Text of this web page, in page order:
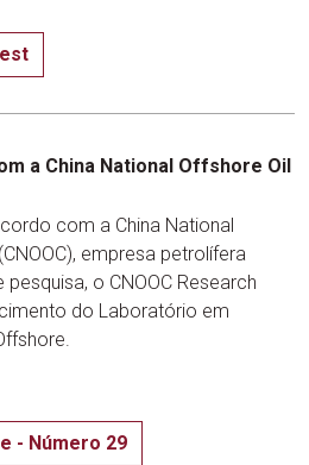
a China National Offshore Oil
com a China National
empresa petrolífera
o CNOOC Research
do Laboratório em
- Número 29